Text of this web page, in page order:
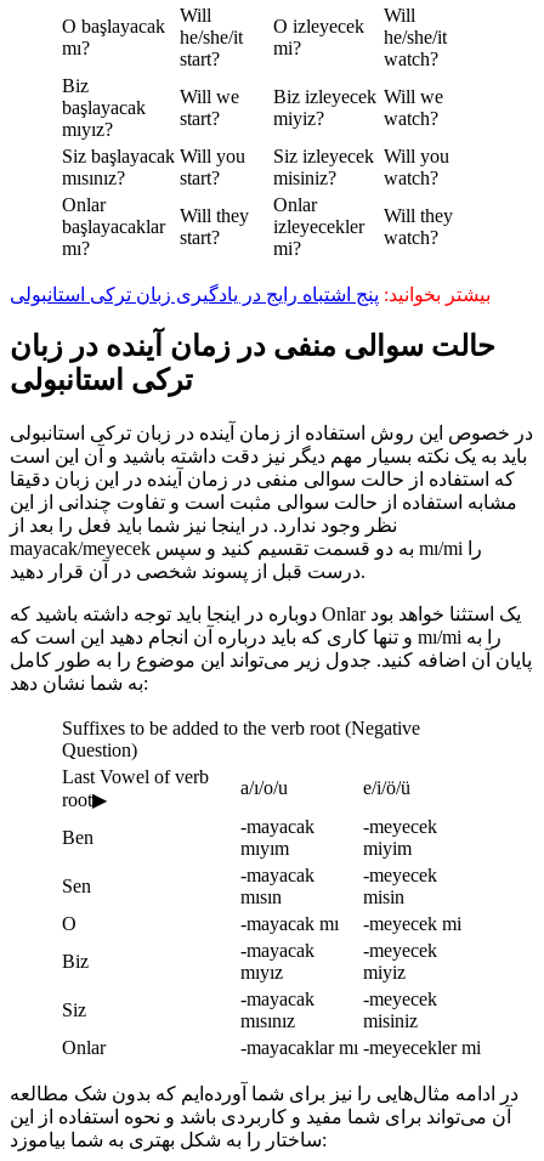
O başlayacak
mı?
Will
he/she/it
start?
O izleyecek
mi?
Will
he/she/it
watch?
Biz
başlayacak
mıyız?
Will we
start?
Biz izleyecek
miyiz?
Will we
watch?
Siz başlayacak
mısınız?
Will you
start?
Siz izleyecek
misiniz?
Will you
watch?
Onlar
başlayacaklar
mı?
Will they
start?
Onlar
izleyecekler
mi?
Will they
watch?
بیشتر بخوانید: پنج اشتباه رایج در یادگیری زبان ترکی استانبولی
حالت سوالی منفی در زمان آینده در زبان
ترکی استانبولی
در خصوص این روش استفاده از زمان آینده در زبان ترکی استانبولی
باید به یک نکته بسیار مهم دیگر نیز دقت داشته باشید و آن این است
که استفاده از حالت سوالی منفی در زمان آینده در این زبان دقیقا
مشابه استفاده از حالت سوالی مثبت است و تفاوت چندانی از این
نظر وجود ندارد. در اینجا نیز شما باید فعل را بعد از
mayacak/meyecek به دو قسمت تقسیم کنید و سپس mı/mi را
درست قبل از پسوند شخصی در آن قرار دهید.
دوباره در اینجا باید توجه داشته باشید که Onlar یک استثنا خواهد بود
و تنها کاری که باید درباره آن انجام دهید این است که mı/mi را به
پایان آن اضافه کنید. جدول زیر می‌تواند این موضوع را به طور کامل
به شما نشان دهد:
Suffixes to be added to the verb root (Negative
Question)
Last Vowel of verb
root▶
a/ı/o/u e/i/ö/ü
Ben
-mayacak
mıyım
-meyecek
miyim
Sen
-mayacak
mısın
-meyecek
misin
O
-mayacak mı
-meyecek mi
Biz
-mayacak
mıyız
-meyecek
miyiz
Siz
-mayacak
mısınız
-meyecek
misiniz
Onlar
-mayacaklar mı -meyecekler mi
در ادامه مثال‌هایی را نیز برای شما آورده‌ایم که بدون شک مطالعه
آن می‌تواند برای شما مفید و کاربردی باشد و نحوه استفاده از این
ساختار را به شکل بهتری به شما بیاموزد: